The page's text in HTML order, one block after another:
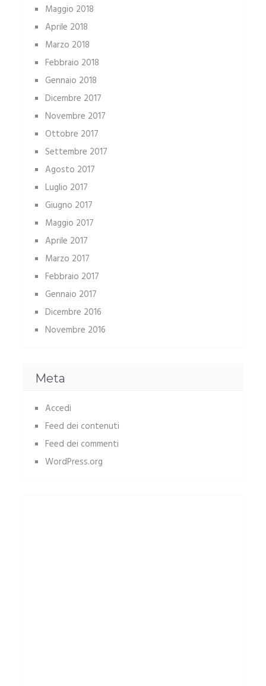
Maggio 2018
Aprile 2018
Marzo 2018
Febbraio 2018
Gennaio 2018
Dicembre 2017
Novembre 2017
Ottobre 2017
Settembre 2017
Agosto 2017
Luglio 2017
Giugno 2017
Maggio 2017
Aprile 2017
Marzo 2017
Febbraio 2017
Gennaio 2017
Dicembre 2016
Novembre 2016
Meta
Accedi
Feed dei contenuti
Feed dei commenti
WordPress.org